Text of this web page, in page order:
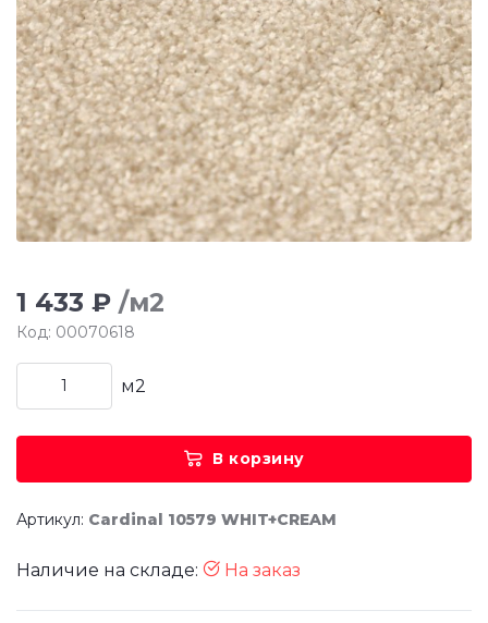
1 433 ₽ /м2
Код: 00070618
м2
В корзину
Артикул: Cardinal 10579 WHIT+CREAM
Наличие на складе: На заказ